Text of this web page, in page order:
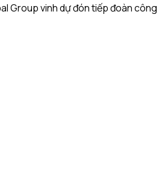
Group vinh dự đón tiếp đoàn công